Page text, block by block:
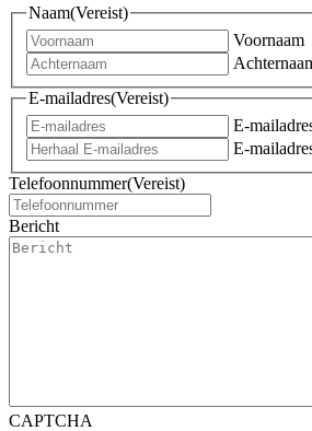
Naam(Vereist)
Voornaam
E-mailadres(Vereist)
E-
E-
Telefoonnummer(Vereist)
Bericht
CAPTCHA